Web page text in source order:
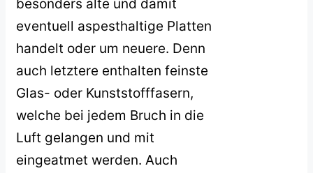
besonders alte und damit
eventuell aspesthaltige Platten
handelt oder um neuere. Denn
auch letztere enthalten feinste
Glas- oder Kunststofffasern,
welche bei jedem Bruch in die
Luft gelangen und mit
eingeatmet werden. Auch